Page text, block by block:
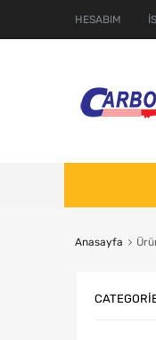
HESABIM
Anasayfa